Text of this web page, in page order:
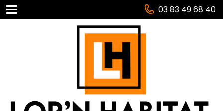
03 83 49 68 40